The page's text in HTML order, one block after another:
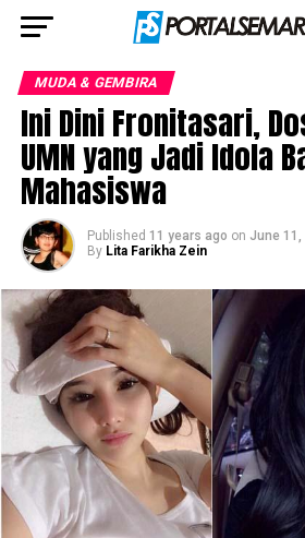
MUDA & GEMBIRA
Ini Dini Fronitasari,
UMN yang Jadi Idola
Mahasiswa
Published 11 years ago on June 11,
By Lita Farikha Zein